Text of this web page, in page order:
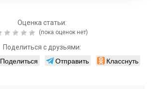
Оценка статьи:
(пока оценок нет)
Поделиться с друзьями:
Поделиться Отправить Класснуть